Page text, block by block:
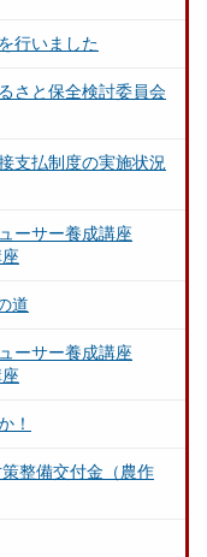
行いました
さと保全検討委員会
支払制度の実施状況
ーサー養成講座
道
ーサー養成講座
！
整備交付金（農作